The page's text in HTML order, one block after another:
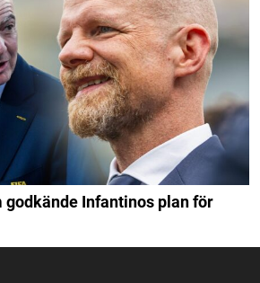
Infantinos plan för